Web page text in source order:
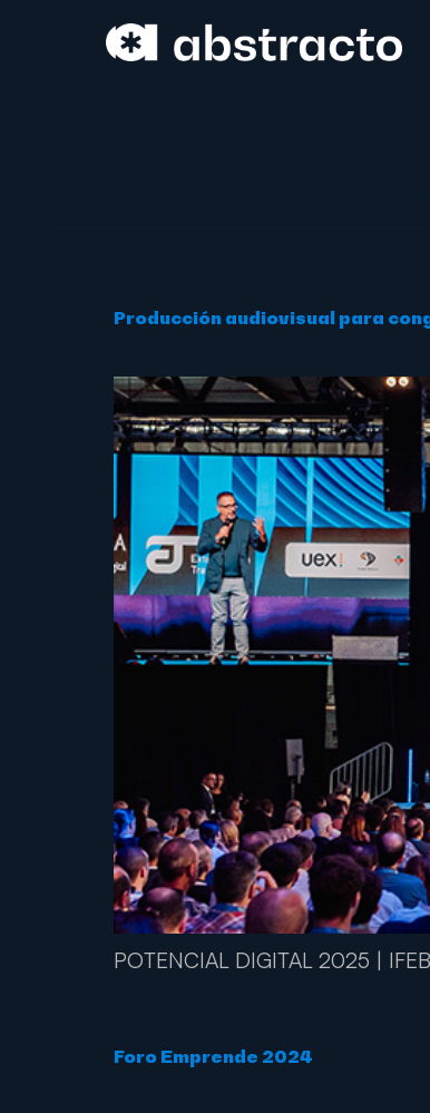
Producción audiovisual para
POTENCIAL DIGITAL 2025 |
Foro Emprende 2024